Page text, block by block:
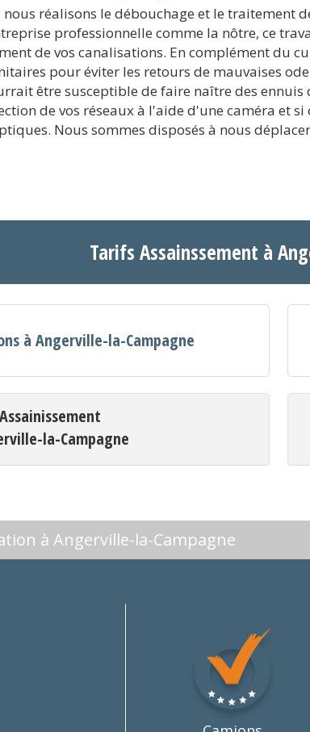
réalisons le débouchage et le traitement
professionnelle comme la nôtre, ce
de vos canalisations. En complément du
pour éviter les retours de mauvaises
être susceptible de faire naître des
de vos réseaux à l'aide d'une caméra et
Nous sommes disposés à nous
Tarifs Assainssement à
à Angerville-la-Campagne
Assainissement
la-Campagne
à Angerville-la-Campagne